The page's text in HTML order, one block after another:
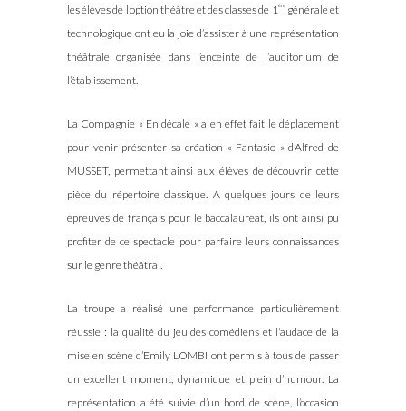
les élèves de l’option théâtre et des classes de 1èregénérale et
technologique ont eu la joie d’assister à une représentation
théâtrale organisée dans l’enceinte de l’auditorium de
l’établissement.
La Compagnie « En décalé » a en effet fait le déplacement
pour venir présenter sa création « Fantasio » d’Alfred de
MUSSET, permettant ainsi aux élèves de découvrir cette
pièce du répertoire classique. A quelques jours de leurs
épreuves de français pour le baccalauréat, ils ont ainsi pu
profiter de ce spectacle pour parfaire leurs connaissances
sur le genre théâtral.
La troupe a réalisé une performance particulièrement
réussie : la qualité du jeu des comédiens et l’audace de la
mise en scène d’Emily LOMBI ont permis à tous de passer
un excellent moment, dynamique et plein d’humour. La
représentation a été suivie d’un bord de scène, l’occasion